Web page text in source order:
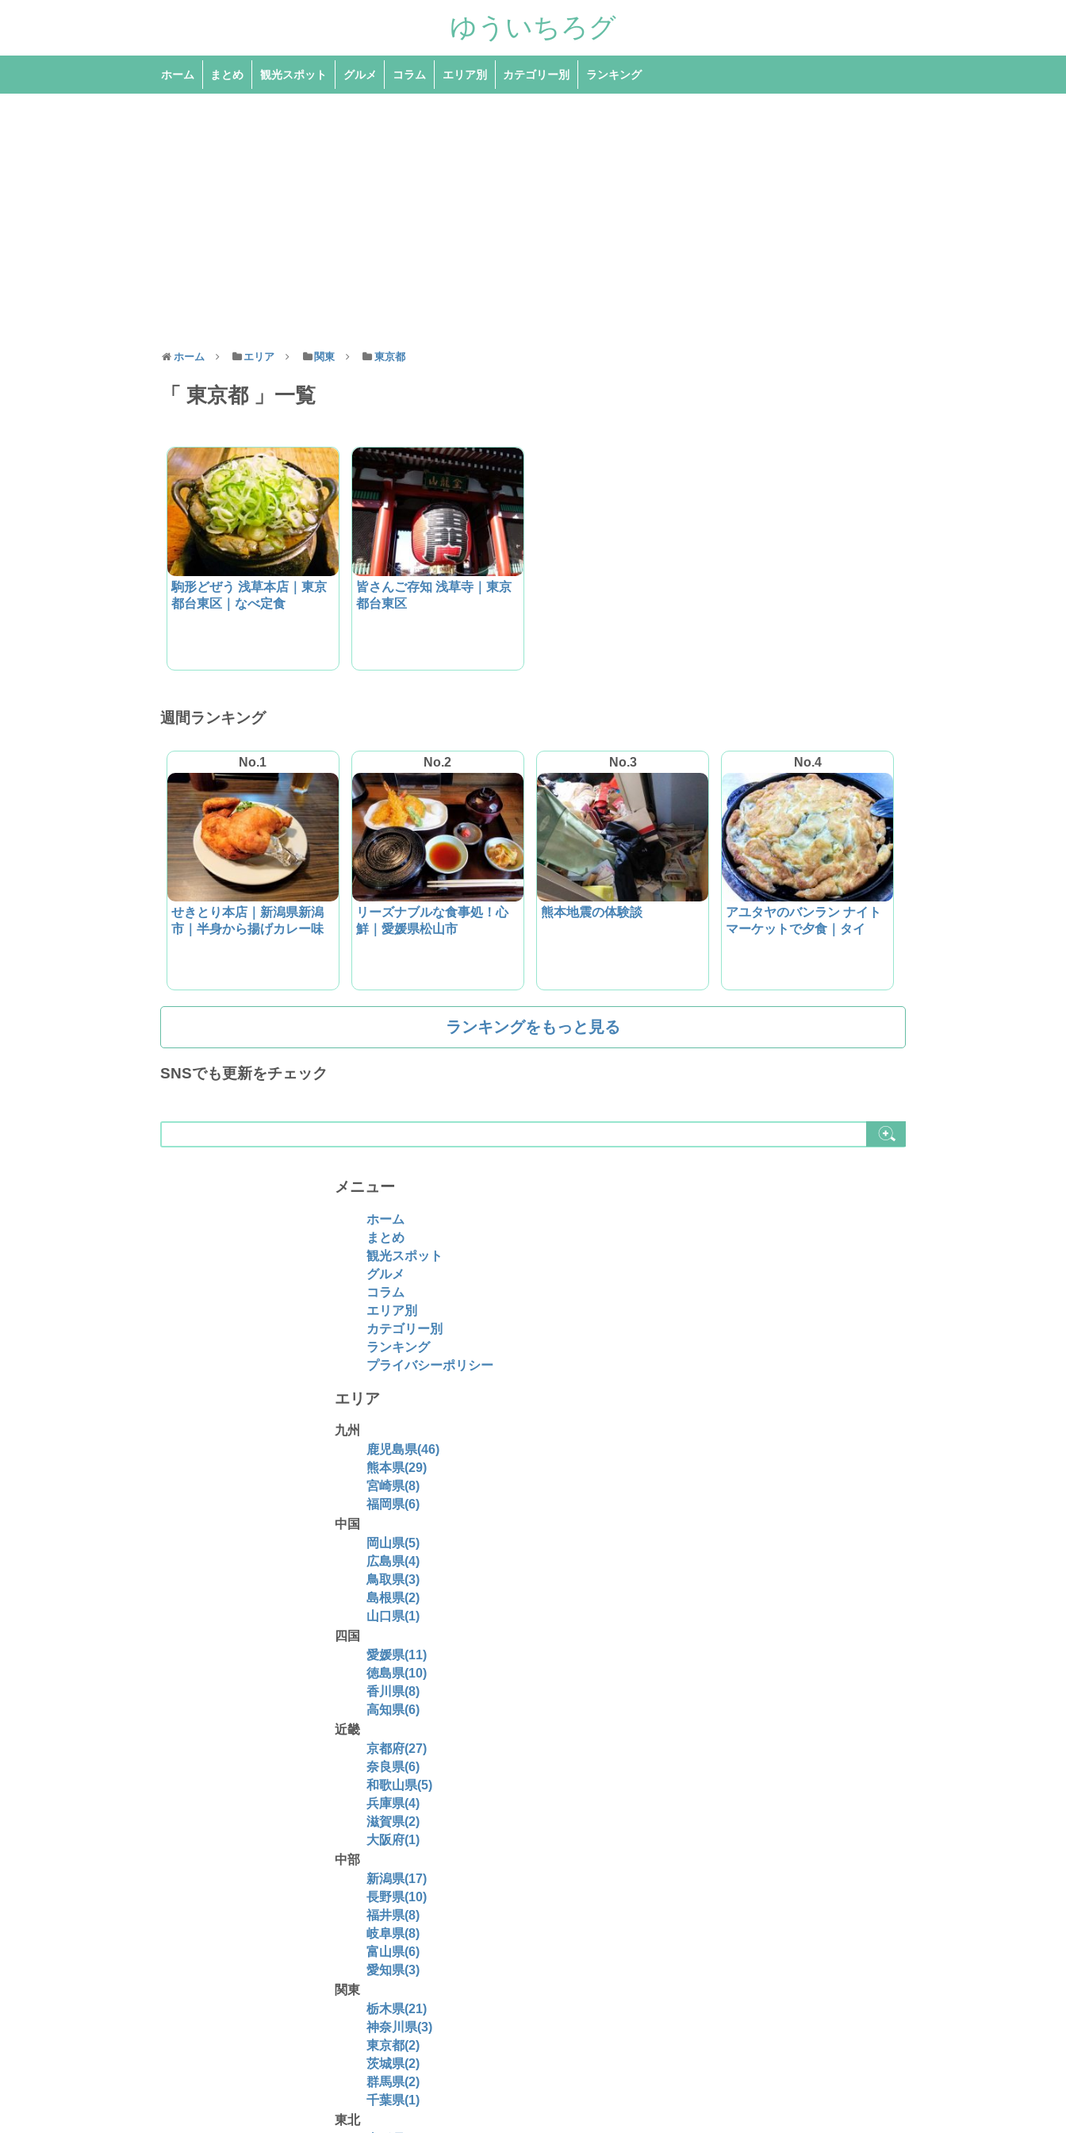
ゆういちろグ
ホーム まとめ 観光スポット グルメ コラム エリア別 カテゴリー別 ランキング
ホーム エリア 関東 東京都
東京都 一覧
駒形どぜう 浅草本店｜東京
都台東区｜なべ定食
皆さんご存知 浅草寺｜東京
都台東区
週間ランキング
No.1
せきとり本店｜新潟県新潟
市｜半身から揚げカレー味
No.2
リーズナブルな食事処！心
鮮｜愛媛県松山市
No.3
熊本地震の体験談
No.4
アユタヤのバンラン ナイト
マーケットで夕食｜タイ
ランキングをもっと見る
SNSでも更新をチェック
メニュー
ホーム
まとめ
観光スポット
グルメ
コラム
エリア別
カテゴリー別
ランキング
プライバシーポリシー
エリア
九州
鹿児島県(46)
熊本県(29)
宮崎県(8)
福岡県(6)
中国
岡山県(5)
広島県(4)
鳥取県(3)
島根県(2)
山口県(1)
四国
愛媛県(11)
徳島県(10)
香川県(8)
高知県(6)
近畿
京都府(27)
奈良県(6)
和歌山県(5)
兵庫県(4)
滋賀県(2)
大阪府(1)
中部
新潟県(17)
長野県(10)
福井県(8)
岐阜県(8)
富山県(6)
愛知県(3)
関東
栃木県(21)
神奈川県(3)
東京都(2)
茨城県(2)
群馬県(2)
千葉県(1)
東北